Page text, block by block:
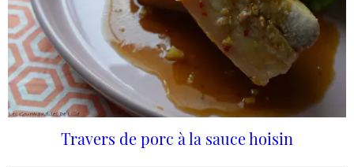
Travers de porc à la sauce hoisin